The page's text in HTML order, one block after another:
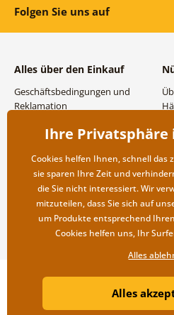
Folgen Sie uns auf
Alles über den Einkauf
Geschäftsbedingungen und
Reklamation
Versand- und
Rücksendung der Ware
Copyright ©2019
Litvanyi.sk|
Ihre Privatsphäre
Cookies helfen Ihnen, schnell das
sie sparen Ihre Zeit und
die Sie nicht interessiert. Wir
mitzuteilen, dass Sie sich auf
um Produkte entsprechend
Cookies helfen uns, Ihr
Alles
Alles